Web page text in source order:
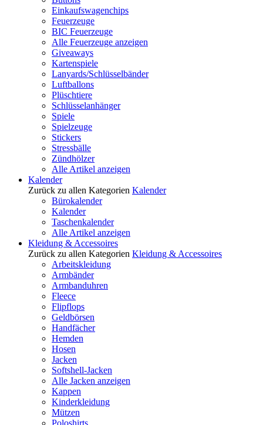
Einkaufswagenchips
Feuerzeuge
BIC Feuerzeuge
Alle Feuerzeuge anzeigen
Giveaways
Kartenspiele
Lanyards/Schlüsselbänder
Luftballons
Plüschtiere
Schlüsselanhänger
Spiele
Spielzeuge
Stickers
Stressbälle
Zündhölzer
Alle Artikel anzeigen
Kalender
Zurück zu allen Kategorien Kalender
Bürokalender
Kalender
Taschenkalender
Alle Artikel anzeigen
Kleidung & Accessoires
Zurück zu allen Kategorien Kleidung & Accessoires
Arbeitskleidung
Armbänder
Armbanduhren
Fleece
Flipflops
Geldbörsen
Handfächer
Hemden
Hosen
Jacken
Softshell-Jacken
Alle Jacken anzeigen
Kappen
Kinderkleidung
Mützen
Poloshirts